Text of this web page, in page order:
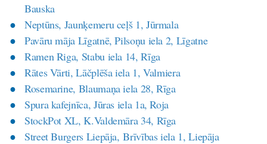
Bauska
Neptūns, Jaunķemeru ceļš 1, Jūrmala
Pavāru māja Līgatnē, Pilsoņu iela 2, Līgatne
Ramen Riga, Stabu iela 14, Rīga
Rātes Vārti, Lāčplēša iela 1, Valmiera
Rosemarine, Blaumaņa iela 28, Rīga
Spura kafejnīca, Jūras iela 1a, Roja
StockPot XL, K.Valdemāra 34, Rīga
Street Burgers Liepāja, Brīvības iela 1, Liepāja